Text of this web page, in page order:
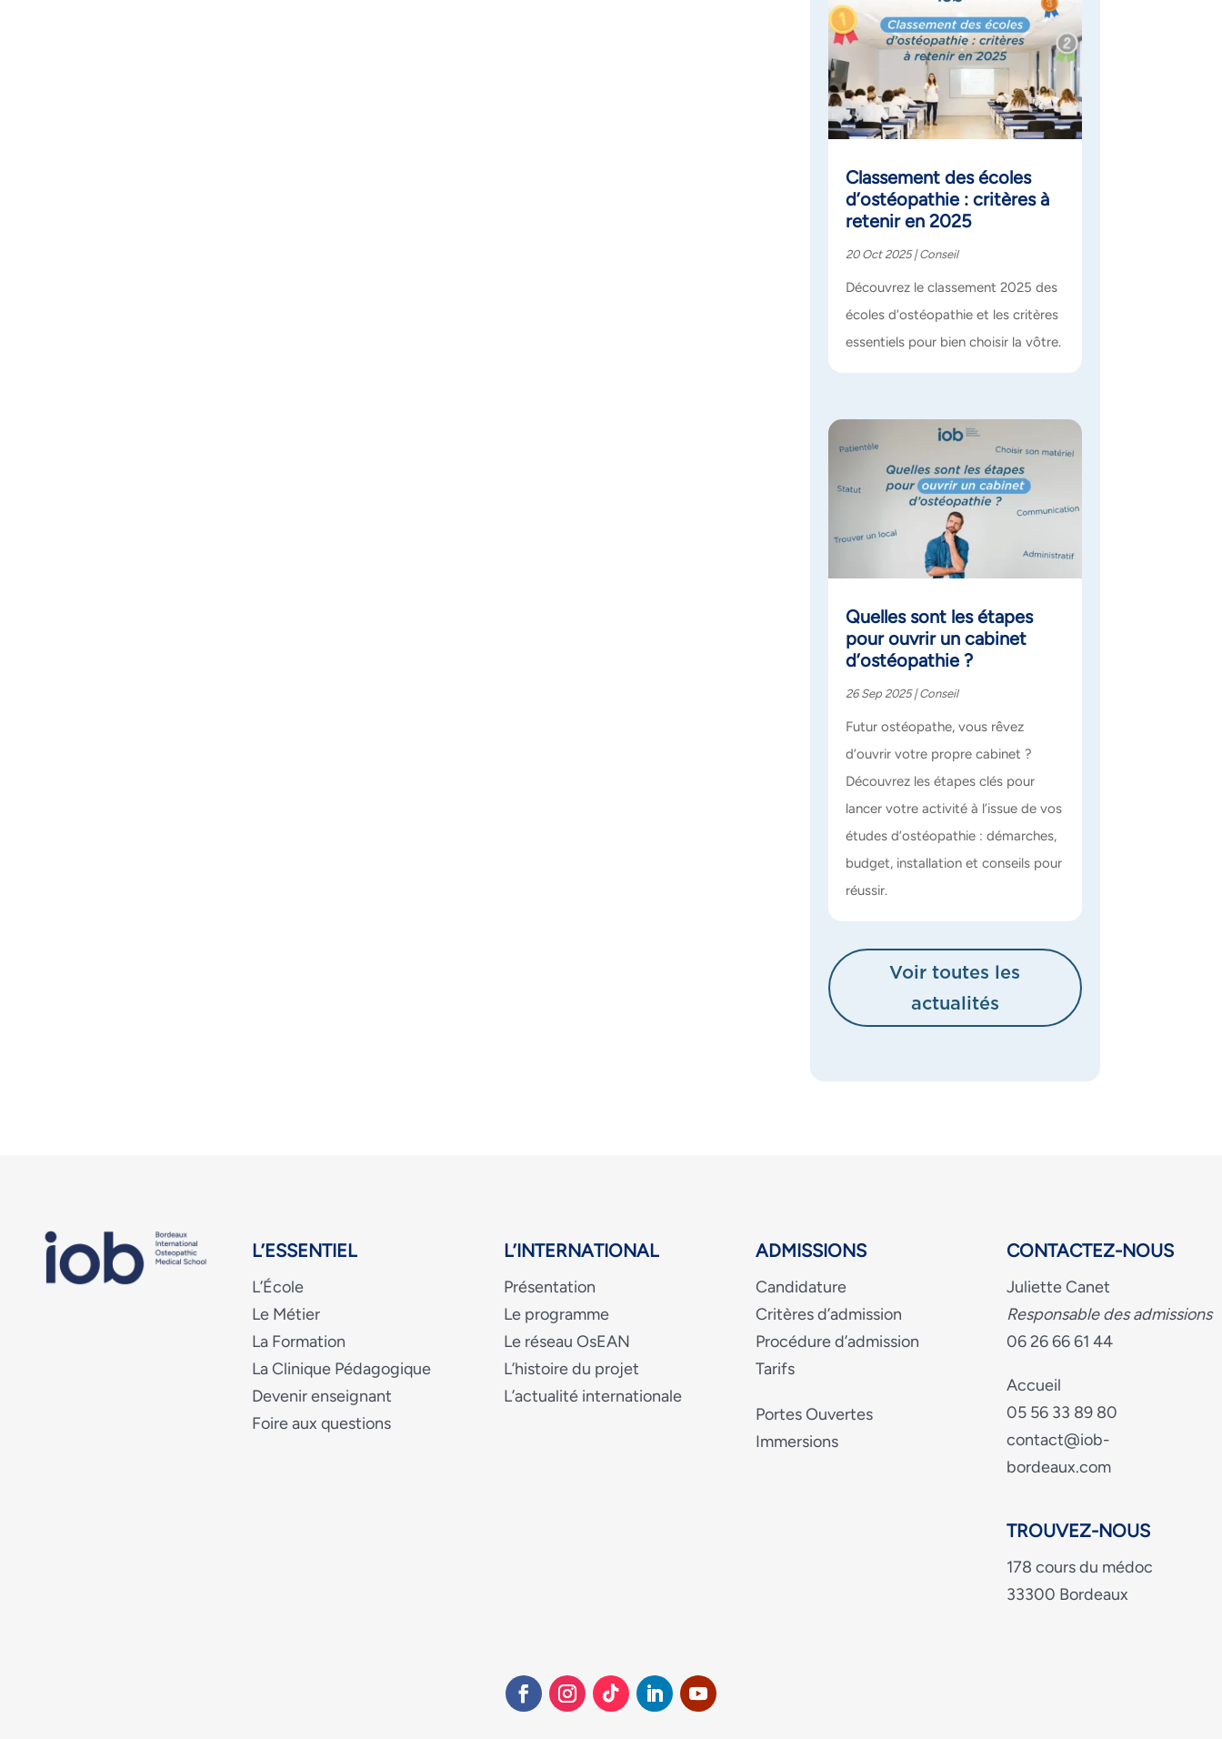
Classement des écoles
d’ostéopathie : critères à
retenir en 2025
20 Oct 2025|Conseil
Découvrez le classement 2025 des
écoles d’ostéopathie et les critères
essentiels pour bien choisir la vôtre.
Quelles sont les étapes
pour ouvrir un cabinet
d’ostéopathie ?
26 Sep 2025|Conseil
Futur ostéopathe, vous rêvez
d’ouvrir votre propre cabinet ?
Découvrez les étapes clés pour
lancer votre activité à l’issue de vos
études d’ostéopathie : démarches,
budget, installation et conseils pour
réussir.
Voir toutes les
actualités
L’ESSENTIEL
L’École
Le Métier
La Formation
La Clinique Pédagogique
Devenir enseignant
Foire aux questions
L’INTERNATIONAL
Présentation
Le programme
Le réseau OsEAN
L’histoire du projet
L’actualité internationale
ADMISSIONS
Candidature
Critères d’admission
Procédure d’admission
Tarifs
Portes Ouvertes
Immersions
CONTACTEZ-NOUS
Juliette Canet
Responsable des admissions
06 26 66 61 44
Accueil
05 56 33 89 80
contact@iob-
bordeaux.com
TROUVEZ-NOUS
178 cours du médoc
33300 Bordeaux